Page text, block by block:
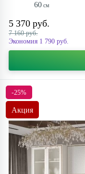
60
5 370 руб.
7 160 руб.
Экономия 1 790 руб.
-25%
Акция